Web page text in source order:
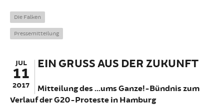
Die Falken
Pressemitteilung
JUL
11
2017
EIN GRUSS AUS DER ZUKUNFT
Mitteilung des ...ums Ganze!-Bündnis zum
Verlauf der G20-Proteste in Hamburg